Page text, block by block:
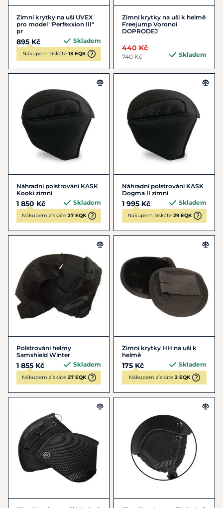
Zimní krytky na uši UVEX
pro model "Perfexxion III"
pr
895 Kč Skladem
Nákupem získáte 13 EQK
Zimní krytky na uši k helmě
Freejump Voronoi
DOPRODEJ
440 Kč
740 Kč Skladem
Náhradní polstrování KASK
Kooki zimní
1 850 Kč Skladem
Nákupem získáte 27 EQK
Náhradní polstrování KASK
Dogma II zimní
1 995 Kč Skladem
Nákupem získáte 29 EQK
Polstrování helmy
Samshield Winter
1 855 Kč Skladem
Nákupem získáte 27 EQK
Zimní krytky HH na uši k
helmě
175 Kč Skladem
Nákupem získáte 2 EQK